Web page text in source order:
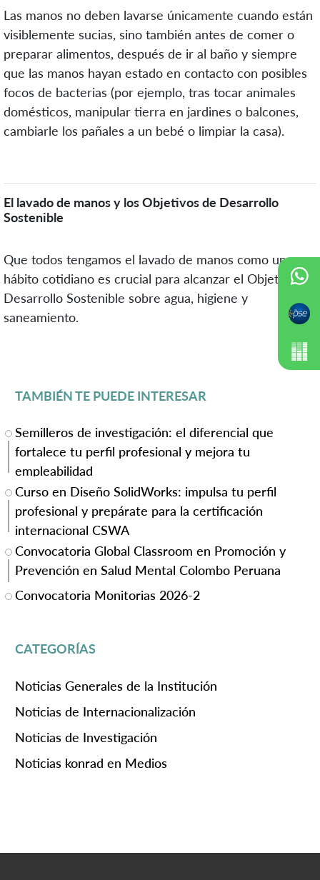
Las manos no deben lavarse únicamente cuando están
visiblemente sucias, sino también antes de comer o
preparar alimentos, después de ir al baño y siempre
que las manos hayan estado en contacto con posibles
focos de bacterias (por ejemplo, tras tocar animales
domésticos, manipular tierra en jardines o balcones,
cambiarle los pañales a un bebé o limpiar la casa).
El lavado de manos y los Objetivos de Desarrollo
Sostenible
Que todos tengamos el lavado de manos como un
hábito cotidiano es crucial para alcanzar el Objetivo de
Desarrollo Sostenible sobre agua, higiene y
saneamiento.
TAMBIÉN TE PUEDE INTERESAR
Semilleros de investigación: el diferencial que
fortalece tu perfil profesional y mejora tu
empleabilidad
Curso en Diseño SolidWorks: impulsa tu perfil
profesional y prepárate para la certificación
internacional CSWA
Convocatoria Global Classroom en Promoción y
Prevención en Salud Mental Colombo Peruana
Convocatoria Monitorias 2026-2
CATEGORÍAS
Noticias Generales de la Institución
Noticias de Internacionalización
Noticias de Investigación
Noticias konrad en Medios